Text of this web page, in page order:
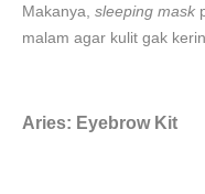
Makanya, sleeping mask
malam agar kulit gak
Aries: Eyebrow Kit